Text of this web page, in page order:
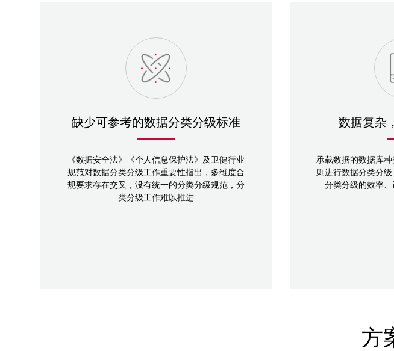
缺少可参考的数据分类分级标准
《数据安全法》《个人信息保护法》及卫健行业
规范对数据分类分级工作重要性指出，多维度合
规要求存在交叉，没有统一的分类分级规范，分
类分级工作难以推进
数据复杂
承载数据的数据库
则进行数据分类分
分类分级的效率
方